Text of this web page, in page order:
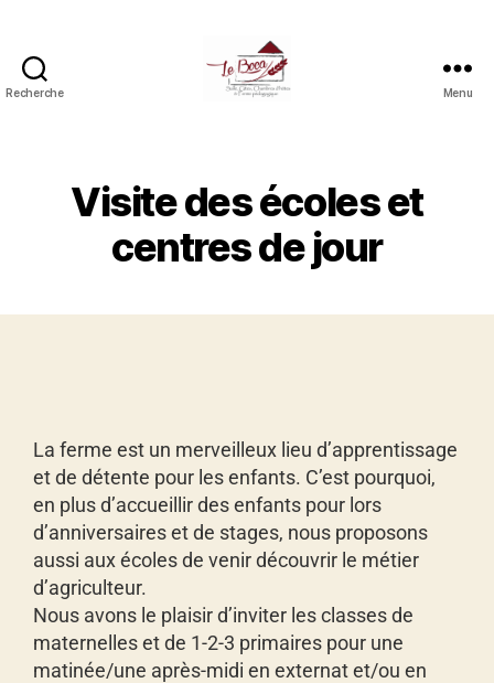
Recherche Menu
Visite des écoles et
centres de jour
La ferme est un merveilleux lieu d’apprentissage
et de détente pour les enfants. C’est pourquoi,
en plus d’accueillir des enfants pour lors
d’anniversaires et de stages, nous proposons
aussi aux écoles de venir découvrir le métier
d’agriculteur.
Nous avons le plaisir d’inviter les classes de
maternelles et de 1-2-3 primaires pour une
matinée/une après-midi en externat et/ou en